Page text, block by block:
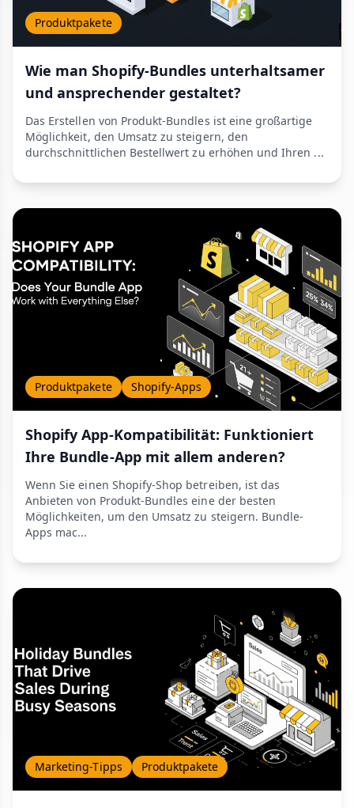
Produktpakete
Wie man Shopify-Bundles unterhaltsamer
und ansprechender gestaltet?
Das Erstellen von Produkt-Bundles ist eine großartige
Möglichkeit, den Umsatz zu steigern, den
durchschnittlichen Bestellwert zu erhöhen und Ihren ...
Produktpakete Shopify-Apps
Shopify App-Kompatibilität: Funktioniert
Ihre Bundle-App mit allem anderen?
Wenn Sie einen Shopify-Shop betreiben, ist das
Anbieten von Produkt-Bundles eine der besten
Möglichkeiten, um den Umsatz zu steigern. Bundle-
Apps mac...
Marketing-Tipps Produktpakete